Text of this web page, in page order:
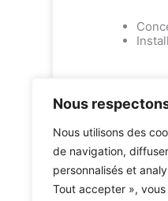
Nous
Nous utilisons des
de navigation,
personnalisés et
Tout accepter »,
Accueil»Références»